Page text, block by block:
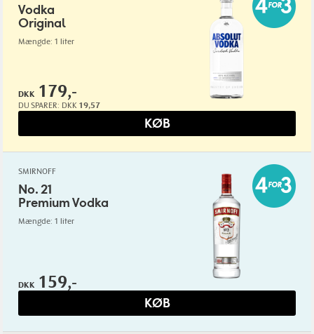
Vodka
Original
Mængde: 1 liter
DKK 179,-
DU SPARER: DKK 19,57
KØB
SMIRNOFF
No. 21
Premium Vodka
Mængde: 1 liter
DKK 159,-
KØB